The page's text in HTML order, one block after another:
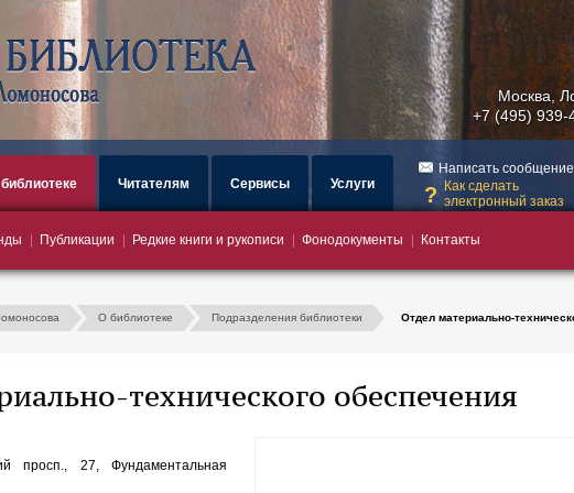
Москва ,
+7 (495) 939-
Публикации Редкие книги и рукописи Фонодокументы Контакты
Читателям Сервисы Услуги
Написать сообщение
Как сделать
электронный заказ
загрузка
О библиотеке Подразделения библиотеки Отдел материально-
технического обеспечения
просп., 27, Фундаментальная